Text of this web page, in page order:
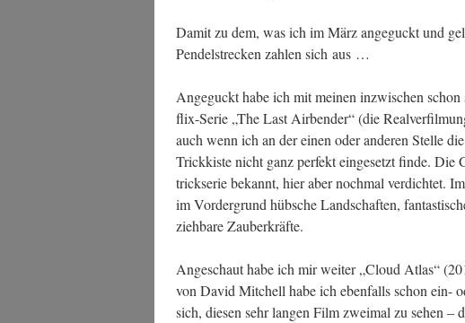
Damit zu dem, was ich im März ange­guckt und
Pen­del­stre­cken zah­len sich aus …
Ange­guckt habe ich mit mei­nen inzwi­schen
flix-Serie „The Last Air­ben­der“ (die
auch wenn ich an der einen oder ande­ren Stel­le
Trick­kis­te nicht ganz per­fekt ein­ge­setzt fin­de. Die
trick­se­rie bekannt, hier aber noch­mal ver­dich­tet.
im Vor­der­grund hüb­sche Land­schaf­ten,
zieh­ba­re Zauberkräfte.
Ange­schaut habe ich mir wei­ter „Cloud Atlas“
von David Mit­chell habe ich eben­falls schon ein-
sich, die­sen sehr lan­gen Film zwei­mal zu sehen –